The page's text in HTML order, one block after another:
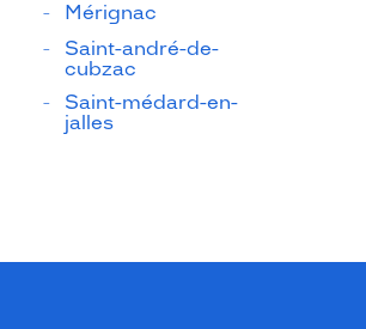
Mérignac
Saint-andré-de-
cubzac
Saint-médard-en-
jalles